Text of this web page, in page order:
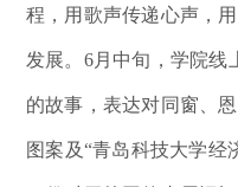
程 ，用歌声传递心声，
发展。 6月中旬，学院线
的故事，表达对同窗、
图案及“青岛科技大学